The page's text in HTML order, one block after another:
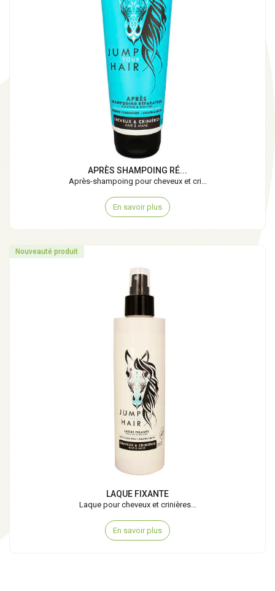
APRÈS SHAMPOING RÉ...
Après-shampoing pour cheveux et cri...
En savoir plus
Nouveauté produit
LAQUE FIXANTE
Laque pour cheveux et crinières...
En savoir plus